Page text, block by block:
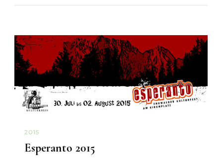
2015
Esperanto 2015